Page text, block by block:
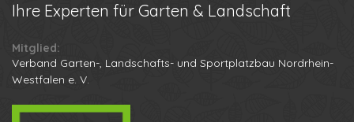
Ihre Experten für Garten & Landschaft
Mitglied:
Verband Garten-, Landschafts- und Sportplatzbau Nordrhein-
Westfalen e. V.